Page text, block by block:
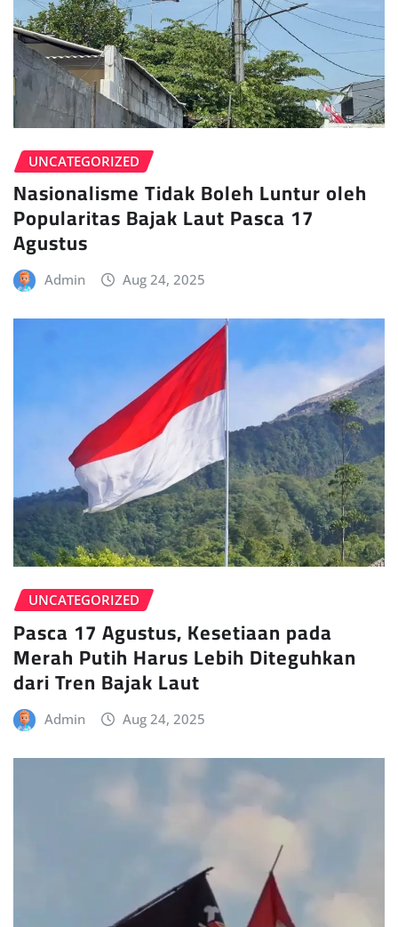
UNCATEGORIZED
Nasionalisme Tidak Boleh Luntur oleh
Popularitas Bajak Laut Pasca 17
Agustus
Admin Aug 24, 2025
UNCATEGORIZED
Pasca 17 Agustus, Kesetiaan pada
Merah Putih Harus Lebih Diteguhkan
dari Tren Bajak Laut
Admin Aug 24, 2025